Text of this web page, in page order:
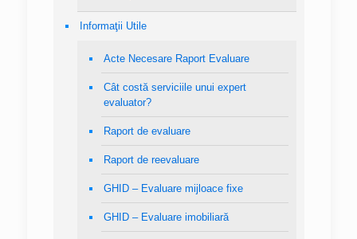
Informaţii Utile
Acte Necesare Raport Evaluare
Cât costă serviciile unui expert
evaluator?
Raport de evaluare
Raport de reevaluare
GHID – Evaluare mijloace fixe
GHID – Evaluare imobiliară